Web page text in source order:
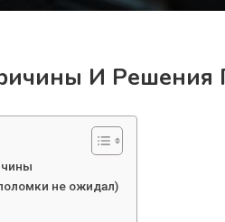
И Решения
не ожидал)